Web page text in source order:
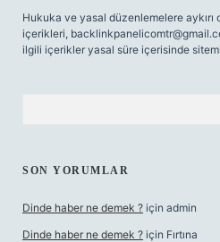
Hukuka ve yasal düzenlemelere
içerikleri,
ilgili içerikler yasal süre içerisinde
SON YORUMLAR
Dinde haber ne demek ? için admin
Dinde haber ne demek ? için Fırtına